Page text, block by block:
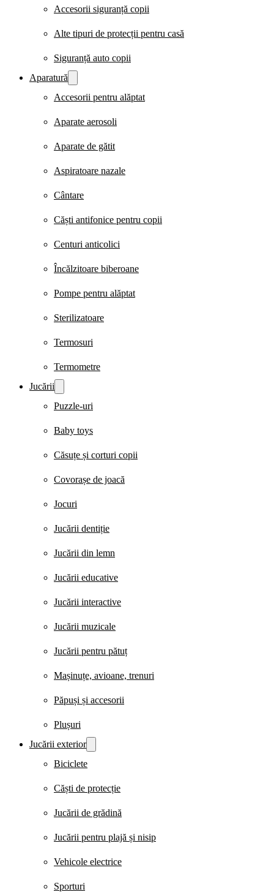
Accesorii siguranță copii
Alte tipuri de protecții pentru casă
Siguranță auto copii
Aparatură
Accesorii pentru alăptat
Aparate aerosoli
Aparate de gătit
Aspiratoare nazale
Cântare
Căști antifonice pentru copii
Centuri anticolici
Încălzitoare biberoane
Pompe pentru alăptat
Sterilizatoare
Termosuri
Termometre
Jucării
Puzzle-uri
Baby toys
Căsuțe și corturi copii
Covorașe de joacă
Jocuri
Jucării dentiție
Jucării din lemn
Jucării educative
Jucării interactive
Jucării muzicale
Jucării pentru pătuț
Mașinuțe, avioane, trenuri
Păpuși și accesorii
Plușuri
Jucării exterior
Biciclete
Căști de protecție
Jucării de grădină
Jucării pentru plajă și nisip
Vehicole electrice
Sporturi